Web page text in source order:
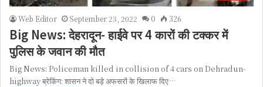
Web Editor September 23, 2022 0 326
Big News: देहरादून- हाईवे पर 4 कारों की टक्कर में
पुलिस के जवान की मौत
Big News: Policeman killed in collision of 4 cars on Dehradun-
highway ब्रेकिंग: शासन ने दो बड़े अफसरों के खिलाफ दिए…